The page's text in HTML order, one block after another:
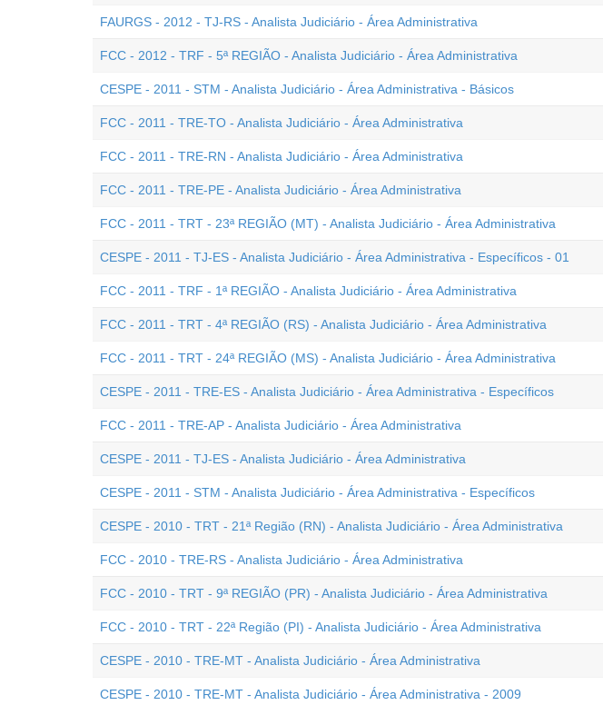
FAURGS - 2012 - TJ-RS - Analista Judiciário - Área Administrativa
FCC - 2012 - TRF - 5ª REGIÃO - Analista Judiciário - Área Administrativa
CESPE - 2011 - STM - Analista Judiciário - Área Administrativa - Básicos
FCC - 2011 - TRE-TO - Analista Judiciário - Área Administrativa
FCC - 2011 - TRE-RN - Analista Judiciário - Área Administrativa
FCC - 2011 - TRE-PE - Analista Judiciário - Área Administrativa
FCC - 2011 - TRT - 23ª REGIÃO (MT) - Analista Judiciário - Área Administrativa
CESPE - 2011 - TJ-ES - Analista Judiciário - Área Administrativa - Específicos - 01
FCC - 2011 - TRF - 1ª REGIÃO - Analista Judiciário - Área Administrativa
FCC - 2011 - TRT - 4ª REGIÃO (RS) - Analista Judiciário - Área Administrativa
FCC - 2011 - TRT - 24ª REGIÃO (MS) - Analista Judiciário - Área Administrativa
CESPE - 2011 - TRE-ES - Analista Judiciário - Área Administrativa - Específicos
FCC - 2011 - TRE-AP - Analista Judiciário - Área Administrativa
CESPE - 2011 - TJ-ES - Analista Judiciário - Área Administrativa
CESPE - 2011 - STM - Analista Judiciário - Área Administrativa - Específicos
CESPE - 2010 - TRT - 21ª Região (RN) - Analista Judiciário - Área Administrativa
FCC - 2010 - TRE-RS - Analista Judiciário - Área Administrativa
FCC - 2010 - TRT - 9ª REGIÃO (PR) - Analista Judiciário - Área Administrativa
FCC - 2010 - TRT - 22ª Região (PI) - Analista Judiciário - Área Administrativa
CESPE - 2010 - TRE-MT - Analista Judiciário - Área Administrativa
CESPE - 2010 - TRE-MT - Analista Judiciário - Área Administrativa - 2009